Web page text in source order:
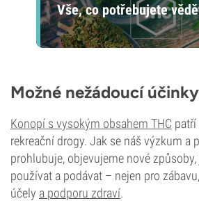
Vše, co potřebujete
Možné nežádoucí
Konopí s vysokým obsahem THC
rekreační drogy. Jak se náš výzkum a
prohlubuje, objevujeme nové
používat a podávat – nejen pro
účely a podporu zdraví.